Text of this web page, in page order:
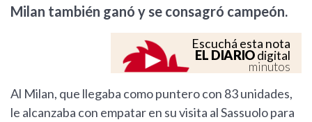
Milan también ganó y se consagró campeón.
Escuchá esta nota
EL DIARIOdigital
minutos
Al Milan, que llegaba como puntero con 83 unidades,
le alcanzaba con empatar en su visita al Sassuolo para